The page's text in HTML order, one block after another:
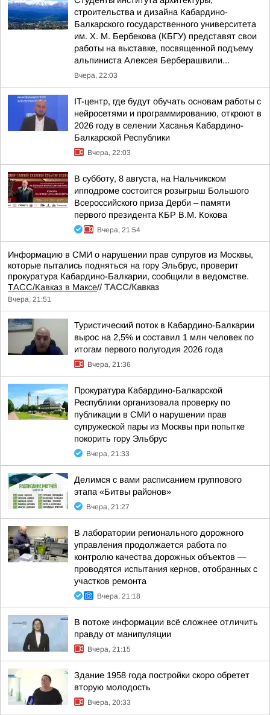
строительства и дизайна Кабардино-
Балкарского государственного университета
им. Х. М. Бербекова (КБГУ) представят свои
работы на выставке, посвященной подъему
альпиниста Алексея Берберашвили...
Вчера, 22:03
IT-центр, где будут обучать основам работы с
нейросетями и программированию, откроют в
2026 году в селении Хасанья Кабардино-
Балкарской Республики
Вчера, 22:03
В субботу, 8 августа, на Нальчикском
ипподроме состоится розыгрыш Большого
Всероссийского приза Дерби – памяти
первого президента КБР В.М. Кокова
Вчера, 21:54
Информацию в СМИ о нарушении прав супругов из Москвы,
которые пытались подняться на гору Эльбрус, проверит
прокуратура Кабардино-Балкарии, сообщили в ведомстве.
ТАСС/Кавказ в Максе// ТАСС/Кавказ
Вчера, 21:51
Туристический поток в Кабардино-Балкарии
вырос на 2,5% и составил 1 млн человек по
итогам первого полугодия 2026 года
Вчера, 21:36
Прокуратура Кабардино-Балкарской
Республики организовала проверку по
публикации в СМИ о нарушении прав
супружеской пары из Москвы при попытке
покорить гору Эльбрус
Вчера, 21:33
Делимся с вами расписанием группового
этапа «Битвы районов»
Вчера, 21:27
В лаборатории регионального дорожного
управления продолжается работа по
контролю качества дорожных объектов —
проводятся испытания кернов, отобранных с
участков ремонта
Вчера, 21:18
В потоке информации всё сложнее отличить
правду от манипуляции
Вчера, 21:15
Здание 1958 года постройки скоро обретет
вторую молодость
Вчера, 20:33